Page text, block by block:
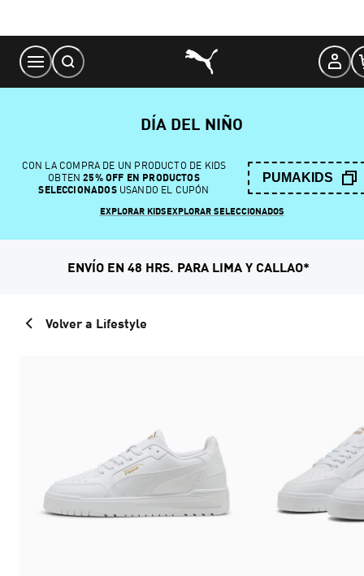
Content
DÍA DEL NIÑO
CON LA COMPRA DE UN PRODUCTO DE KIDS
OBTEN 25% OFF EN PRODUCTOS
SELECCIONADOSUSANDO EL CUPÓN
PUMAKIDS
EXPLORAR KIDSEXPLORAR SELECCIONADOS
ENVÍO EN 48 HRS. PARA LIMA Y CALLAO*
Volver a Lifestyle